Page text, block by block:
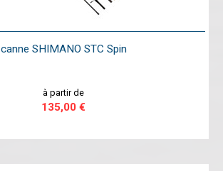
canne SHIMANO STC Spin
à partir de
135,00 €